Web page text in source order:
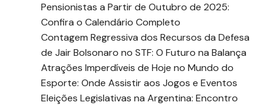
Pensionistas a Partir de Outubro de 2025:
Confira o Calendário Completo
Contagem Regressiva dos Recursos da Defesa
de Jair Bolsonaro no STF: O Futuro na Balança
Atrações Imperdíveis de Hoje no Mundo do
Esporte: Onde Assistir aos Jogos e Eventos
Eleições Legislativas na Argentina: Encontro